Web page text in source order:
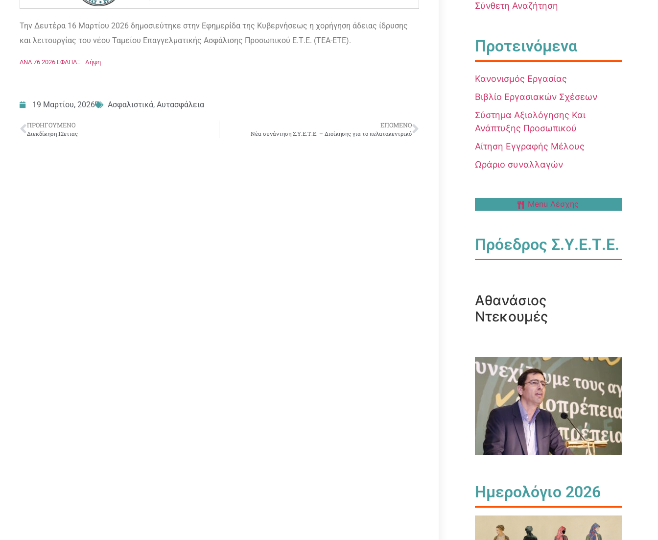
Την Δευτέρα 16 Μαρτίου 2026 δημοσιεύτηκε στην Εφημερίδα της Κυβερνήσεως η χορήγηση άδειας ίδρυσης
και λειτουργίας του νέου Ταμείου Επαγγελματικής Ασφάλισης Προσωπικού Ε.Τ.Ε. (ΤΕΑ-ΕΤΕ).
ΑΝΑ 76 2026 ΕΦΑΠΑΞ Λήψη
19 Μαρτίου, 2026 Ασφαλιστικά, Αυτασφάλεια
ΠΡΟΗΓΟΎΜΕΝΟ
Διεκδίκηση 12ετιας
ΕΠΌΜΕΝΟ
Νέα συνάντηση Σ.Υ.Ε.Τ.Ε. – Διοίκησης για το πελατοκεντρικό
Σύνθετη Αναζήτηση
Προτεινόμενα
Κανονισμός Εργασίας
Βιβλίο Εργασιακών Σχέσεων
Σύστημα Αξιολόγησης Και
Ανάπτυξης Προσωπικού
Αίτηση Εγγραφής Μέλους
Ωράριο συναλλαγών
Menu Λέσχης
Πρόεδρος Σ.Υ.Ε.Τ.Ε.
Αθανάσιος
Ντεκουμές
Ημερολόγιο 2026